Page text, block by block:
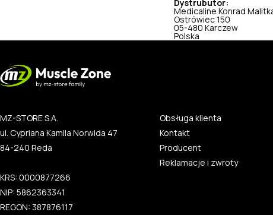
Dystrubutor:
Medicaline Konrad
Ostrówiec 150
05-480 Karczew
Polska
MZ-STORE S.A.
ul. Cypriana Kamila Norwida 47
84-240 Reda
KRS: 0000877266
NIP: 5862363341
REGON: 387876117
Obsługa klienta
Kontakt
Producent
Reklamacje i zwroty